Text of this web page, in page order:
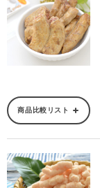
商品比較リスト